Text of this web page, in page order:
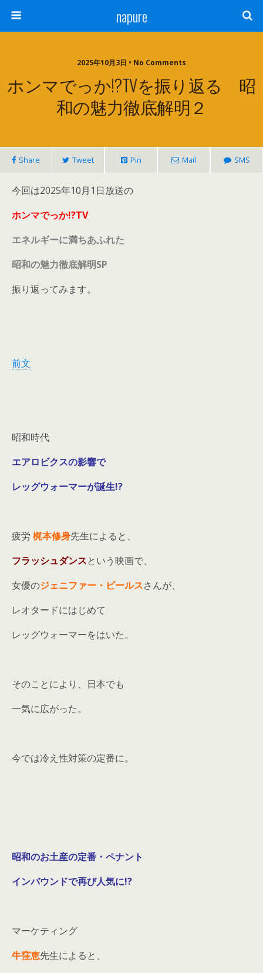
napure
2025年10月3日 • No Comments
ホンマでっか!?TVを振り返る 昭
和の魅力徹底解明２
Share Tweet Pin Mail SMS
今回は2025年10月1日放送の
ホンマでっか!?TV
エネルギーに満ちあふれた
昭和の魅力徹底解明SP
振り返ってみます。
前文
昭和時代
エアロビクスの影響で
レッグウォーマーが誕生!?
疲労 梶本修身先生によると、
フラッシュダンスという映画で、
女優のジェニファー・ビールスさんが、
レオタードにはじめて
レッグウォーマーをはいた。
そのことにより、日本でも
一気に広がった。
今では冷え性対策の定番に。
昭和のお土産の定番・ペナント
インバウンドで再び人気に!?
マーケティング
牛窪恵先生によると、